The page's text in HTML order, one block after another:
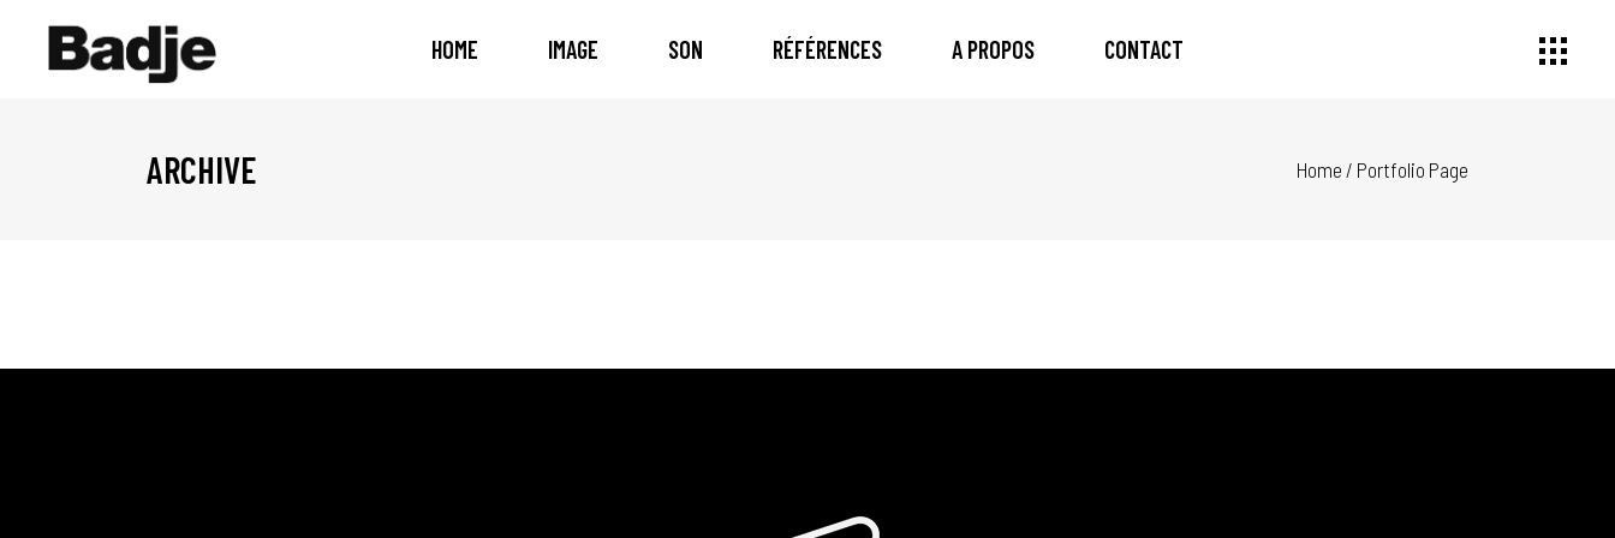
HOME IMAGE SON RÉFÉRENCES A PROPOS CONTACT
ARCHIVE Home / Portfolio Page